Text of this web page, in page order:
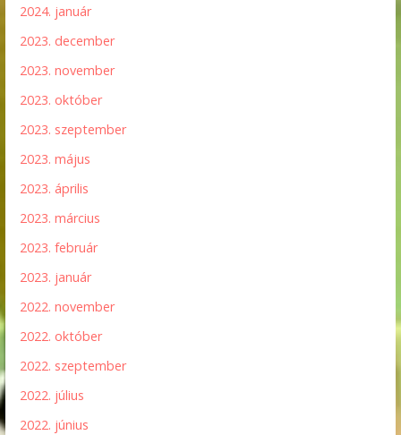
2024. január
2023. december
2023. november
2023. október
2023. szeptember
2023. május
2023. április
2023. március
2023. február
2023. január
2022. november
2022. október
2022. szeptember
2022. július
2022. június